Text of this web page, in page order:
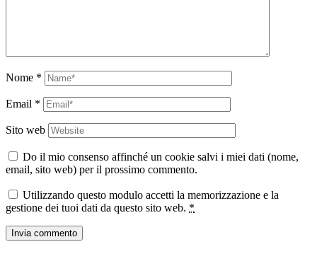
Nome *
Email *
Sito web
Do il mio consenso affinché un cookie salvi i miei dati (nome,
email, sito web) per il prossimo commento.
Utilizzando questo modulo accetti la memorizzazione e la
gestione dei tuoi dati da questo sito web. *